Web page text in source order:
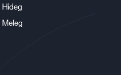
Hideg
Meleg